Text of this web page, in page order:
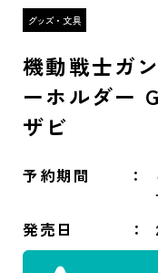
機動戦士ガ
ーホルダー
ザビ
予約期間
発売日